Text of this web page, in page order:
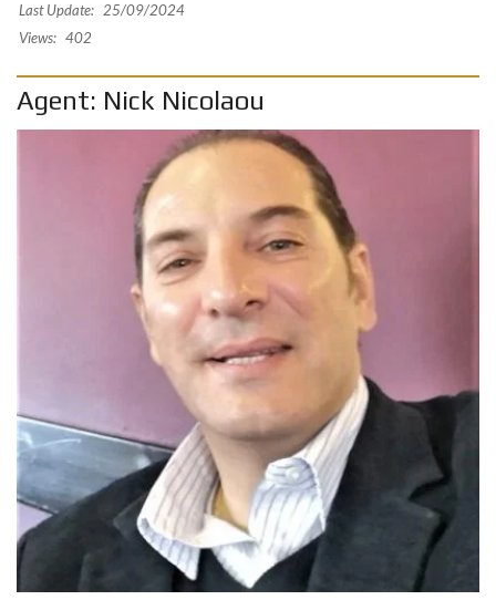
Last Update: 25/09/2024
Views: 402
Agent: Nick Nicolaou